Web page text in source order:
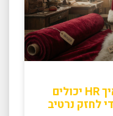
סנטה הוא רק התירוץ: איך HR יכולים
לחזק נרטיב